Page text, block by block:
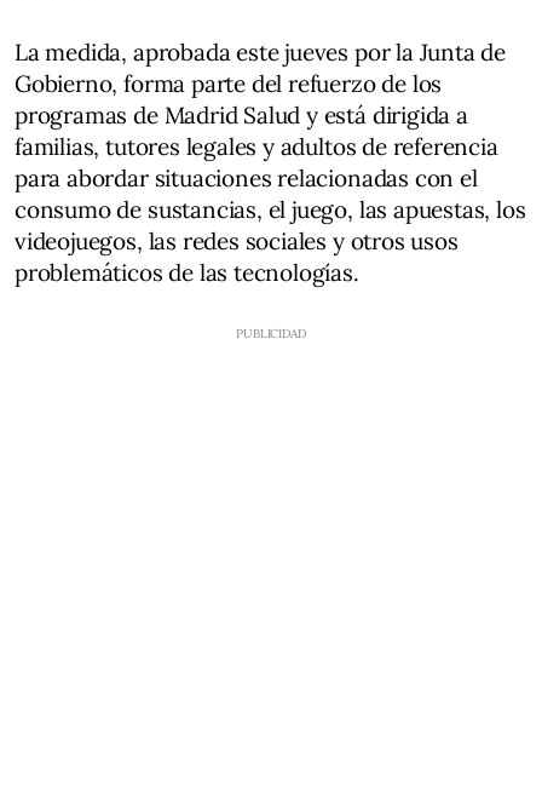
La medida, aprobada este jueves por la Junta de
Gobierno, forma parte del refuerzo de los
programas de Madrid Salud y está dirigida a
familias, tutores legales y adultos de referencia
para abordar situaciones relacionadas con el
consumo de sustancias, el juego, las apuestas, los
videojuegos, las redes sociales y otros usos
problemáticos de las tecnologías.